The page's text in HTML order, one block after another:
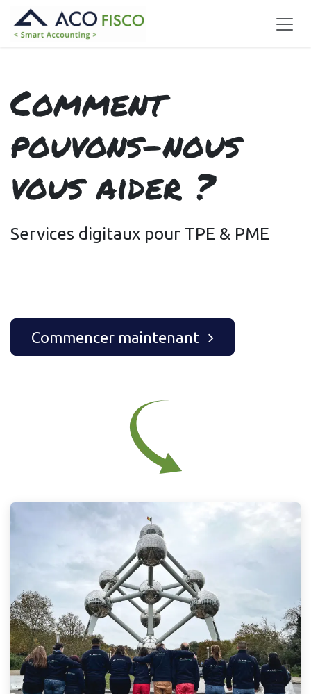
Se rendre au contenu
Comment
pouvons-nous
vousaider ?
Services digitaux pour TPE & PME
Commencer maintenant